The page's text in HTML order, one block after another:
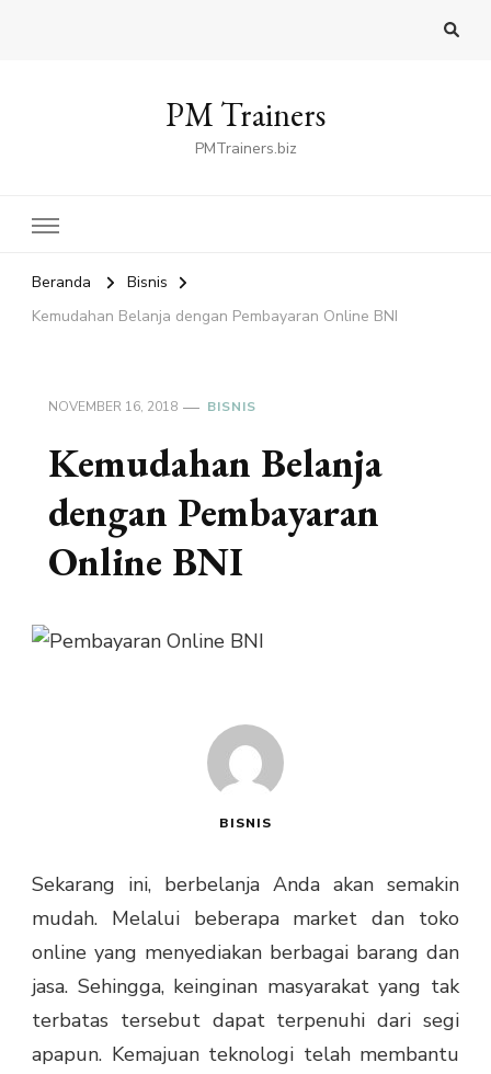
PM Trainers
PMTrainers.biz
Beranda
Bisnis
Kemudahan Belanja dengan Pembayaran Online BNI
NOVEMBER 16, 2018 BISNIS
Kemudahan Belanja
dengan Pembayaran
Online BNI
BISNIS
Sekarang ini, berbelanja Anda akan semakin
mudah. Melalui beberapa market dan toko
online yang menyediakan berbagai barang dan
jasa. Sehingga, keinginan masyarakat yang tak
terbatas tersebut dapat terpenuhi dari segi
apapun. Kemajuan teknologi telah membantu